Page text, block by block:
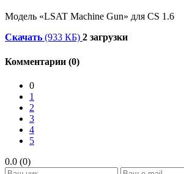
Модель «LSAT Machine Gun» для CS 1.6
Скачать (933 КБ) 2 загрузки
Комментарии (0)
0
1
2
3
4
5
0.0 (0)